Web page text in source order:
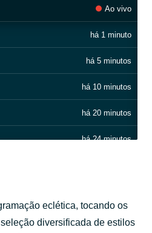
Ao vivo
há 1 minuto
há 5 minutos
há 10 minutos
há 20 minutos
há 24 minutos
há 42 minutos
eclética, tocando os
diversificada de estilos